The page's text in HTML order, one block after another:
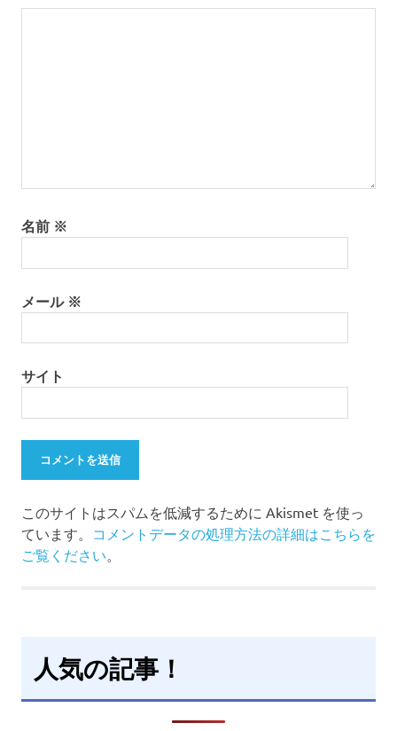
名前 ※
メール ※
サイト
このサイトはスパムを低減するために Akismet を使っ
ています。 コメントデータの処理方法の詳細はこちらを
ご覧ください
人気の記事！